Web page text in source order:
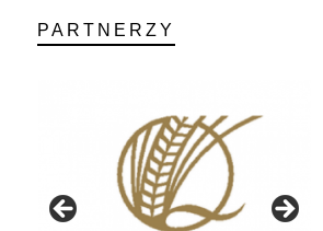
PARTNERZY